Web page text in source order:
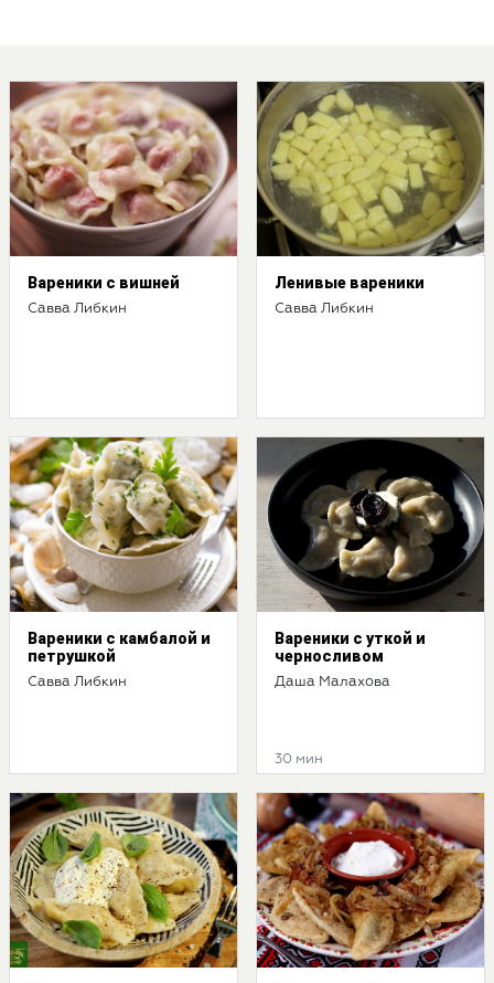
Вареники с вишней
Савва Либкин
Ленивые вареники
Савва Либкин
Вареники с камбалой и
петрушкой
Савва Либкин
Вареники с уткой и
черносливом
Даша Малахова
30 мин